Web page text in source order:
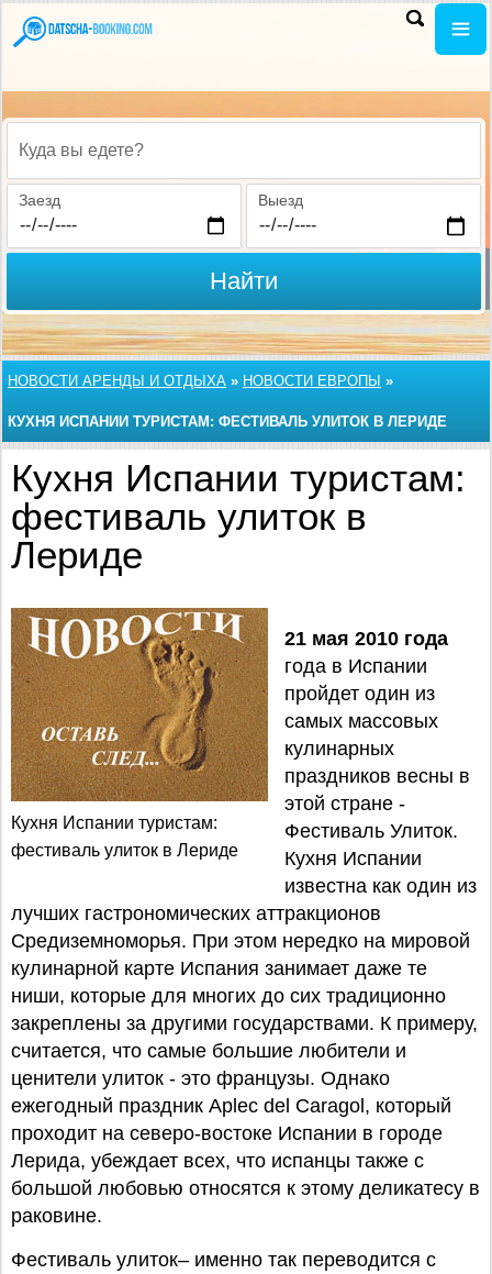
Куда вы едете?
Заезд Выезд
Найти
НОВОСТИ АРЕНДЫ И ОТДЫХА » НОВОСТИ ЕВРОПЫ »
КУХНЯ ИСПАНИИ ТУРИСТАМ: ФЕСТИВАЛЬ УЛИТОК В ЛЕРИДЕ
Кухня Испании туристам:
фестиваль улиток в
Лериде
Кухня Испании туристам:
фестиваль улиток в Лериде
21 мая 2010 года
года в Испании
пройдет один из
самых массовых
кулинарных
праздников весны в
этой стране -
Фестиваль Улиток.
Кухня Испании
известна как один из
лучших гастрономических аттракционов
Средиземноморья. При этом нередко на мировой
кулинарной карте Испания занимает даже те
ниши, которые для многих до сих традиционно
закреплены за другими государствами. К примеру,
считается, что самые большие любители и
ценители улиток - это французы. Однако
ежегодный праздник Aplec del Caragol, который
проходит на северо-востоке Испании в городе
Лерида, убеждает всех, что испанцы также с
большой любовью относятся к этому деликатесу в
раковине.
Фестиваль улиток– именно так переводится с